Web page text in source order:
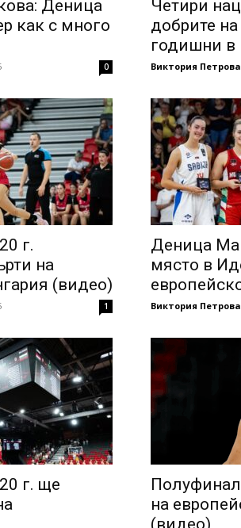
Деница
как с много
0
Четири
добрите
годишни
Виктория Петрова
г.
на
(видео)
1
Деница
място в
Виктория Петрова
г. ще
на
(видео)